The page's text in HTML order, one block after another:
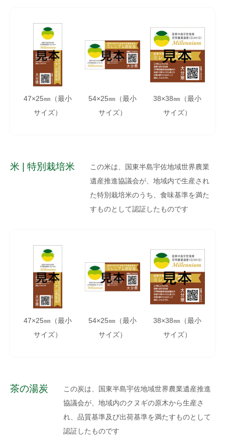
47×25㎜（最小
サイズ）
54×25㎜（最小
サイズ）
38×38㎜（最小
サイズ）
米 | 特別栽培米
この米は、国東半島宇佐地域世界農業
遺産推進協議会が、地域内で生産され
た特別栽培米のうち、食味基準を満た
すものとして認証したものです
47×25㎜（最小
サイズ）
54×25㎜（最小
サイズ）
38×38㎜（最小
サイズ）
茶の湯炭
この炭は、国東半島宇佐地域世界農業遺産推進
協議会が、地域内のクヌギの原木から生産さ
れ、品質基準及び出荷基準を満たすものとして
認証したものです